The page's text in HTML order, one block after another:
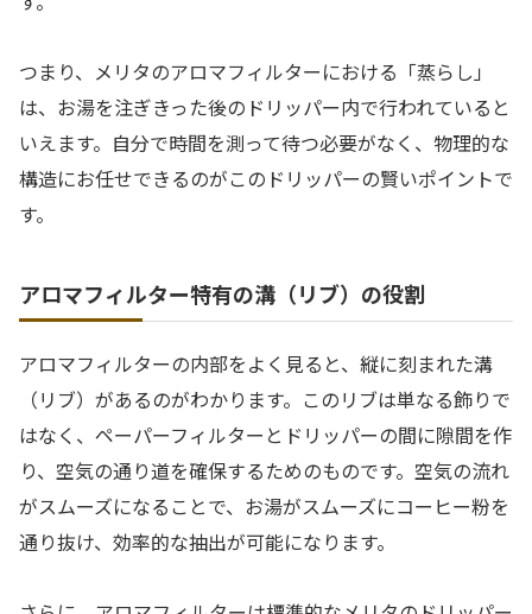
つまり、メリタのアロマフィルターにおける「蒸らし」
は、お湯を注ぎきった後のドリッパー内で行われていると
いえます。自分で時間を測って待つ必要がなく、物理的な
構造にお任せできるのがこのドリッパーの賢いポイントで
す。
アロマフィルター特有の溝（リブ）の役割
アロマフィルターの内部をよく見ると、縦に刻まれた溝
（リブ）があるのがわかります。このリブは単なる飾りで
はなく、ペーパーフィルターとドリッパーの間に隙間を作
り、空気の通り道を確保するためのものです。空気の流れ
がスムーズになることで、お湯がスムーズにコーヒー粉を
通り抜け、効率的な抽出が可能になります。